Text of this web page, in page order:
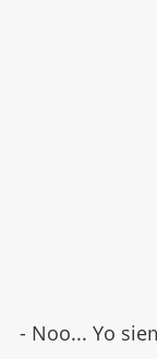
- Noo... Yo